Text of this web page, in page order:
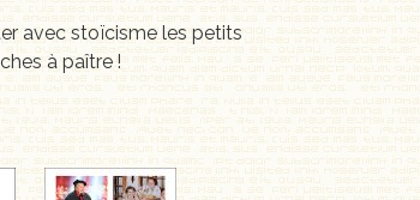
avec stoïcisme les petits
à paître !